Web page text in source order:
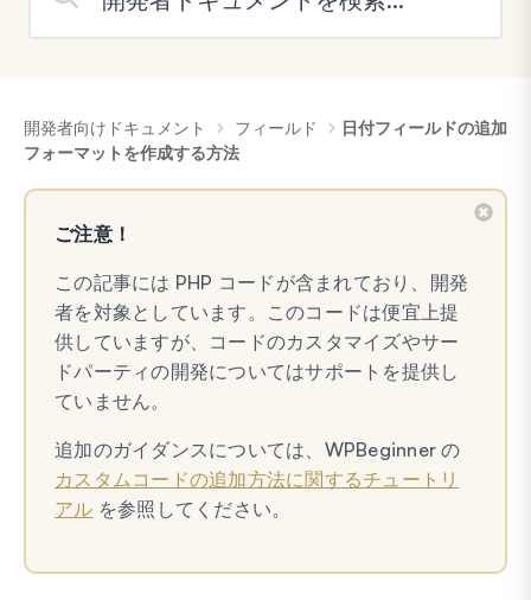
開発者向けドキュメント フィールド
日付フィールドの追加
フォーマットを作成する方法
ご注意！
この記事には PHP コードが含まれており、開発
者を対象としています。このコードは便宜上提
供していますが、コードのカスタマイズやサー
ドパーティの開発についてはサポートを提供し
ていません。
追加のガイダンスについては、WPBeginner の
カスタムコードの追加方法に関するチュートリ
アル を参照してください。